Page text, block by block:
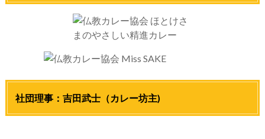
社団理事：吉田武士（カレー坊主)